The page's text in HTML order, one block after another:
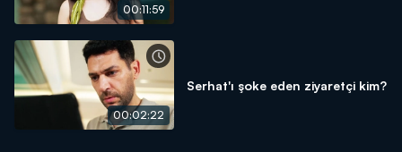
00:11:59
00:02:22
Serhat'ı şoke eden ziyaretçi kim?